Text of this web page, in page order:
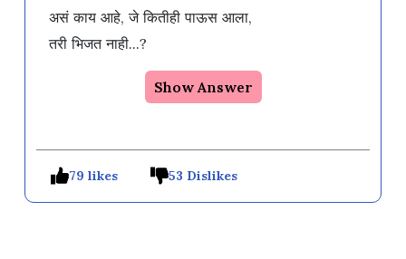
असं काय आहे, जे कितीही पाऊस आला,
Show Answer
79 likes 53 Dislikes